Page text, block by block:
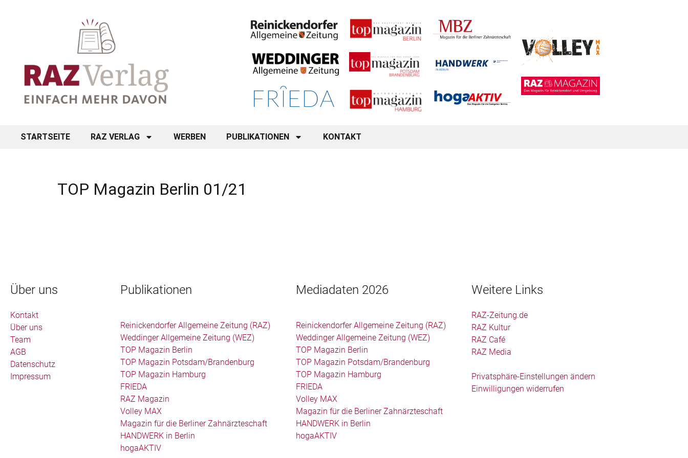
STARTSEITE RAZ VERLAG WERBEN PUBLIKATIONEN KONTAKT
TOP Magazin Berlin 01/21
Über uns
Kontakt
Über uns
Team
AGB
Datenschutz
Impressum
Publikationen
Reinickendorfer Allgemeine Zeitung (RAZ)
Weddinger Allgemeine Zeitung (WEZ)
TOP Magazin Berlin
TOP Magazin Potsdam/Brandenburg
TOP Magazin Hamburg
FRIEDA
RAZ Magazin
Volley MAX
Magazin für die Berliner Zahnärzteschaft
HANDWERK in Berlin
hogaAKTIV
Mediadaten 2026
Reinickendorfer Allgemeine Zeitung (RAZ)
Weddinger Allgemeine Zeitung (WEZ)
TOP Magazin Berlin
TOP Magazin Potsdam/Brandenburg
TOP Magazin Hamburg
FRIEDA
Volley MAX
Magazin für die Berliner Zahnärzteschaft
HANDWERK in Berlin
hogaAKTIV
Weitere Links
RAZ-Zeitung.de
RAZ Kultur
RAZ Café
RAZ Media
Privatsphäre-Einstellungen ändern
Einwilligungen widerrufen